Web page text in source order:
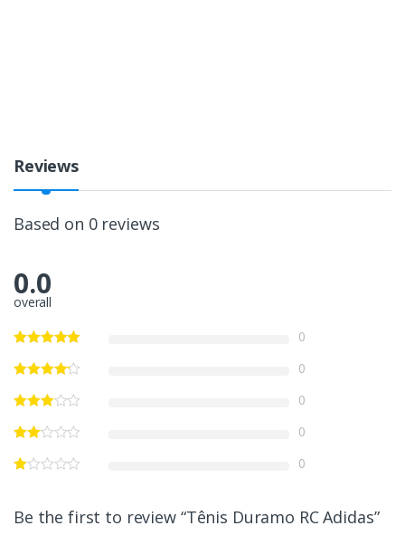
Reviews
Based on 0 reviews
0.0
overall
0
0
0
0
0
Be the first to review “Tênis Duramo RC Adidas”